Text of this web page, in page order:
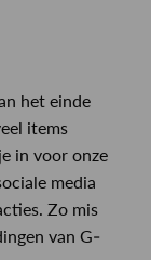
het einde
items
in voor onze
media
Zo mis
van G-